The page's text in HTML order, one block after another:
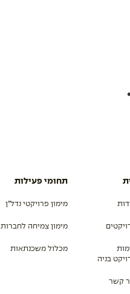
בניה
קשר
תחומי פעילות
מימון פרויקטי נדל”ן
מימון צמיחה לחברות
מכלול משכנתאות